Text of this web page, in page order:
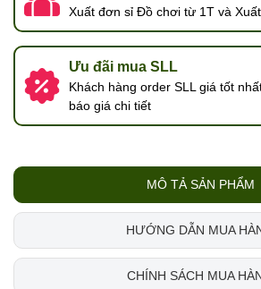
Xuất đơn sỉ Đồ chơi từ 1T và
Ưu đãi mua SLL
Khách hàng order SLL giá tốt
báo giá chi tiết
MÔ TẢ SẢN PHẨM
HƯỚNG DẪN MUA
CHÍNH SÁCH MUA